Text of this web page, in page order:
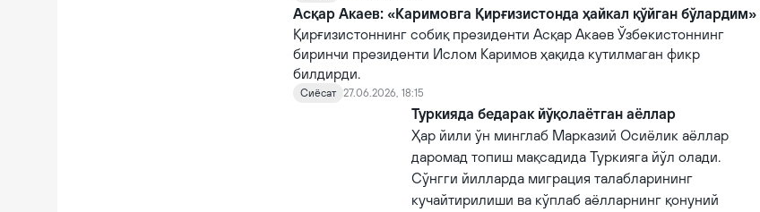
Асқар Акаев: «Каримовга Қирғизистонда ҳайкал қўйган бўлардим»
Қирғизистоннинг собиқ президенти Асқар Акаев Ўзбекистоннинг
биринчи президенти Ислом Каримов ҳақида кутилмаган фикр
билдирди.
Сиёсат 27.06.2026, 18:15
Туркияда бедарак йўқолаётган аёллар
Ҳар йили ўн минглаб Марказий Осиёлик аёллар
даромад топиш мақсадида Туркияга йўл олади.
Сўнгги йилларда миграция талабларининг
кучайтирилиши ва кўплаб аёлларнинг қонуний